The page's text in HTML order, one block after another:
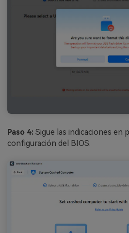
Paso 4: Sigue las indicaciones en
configuración del BIOS.󠀲󠀡󠀩󠀣󠀡󠀩󠀣󠀡󠀣